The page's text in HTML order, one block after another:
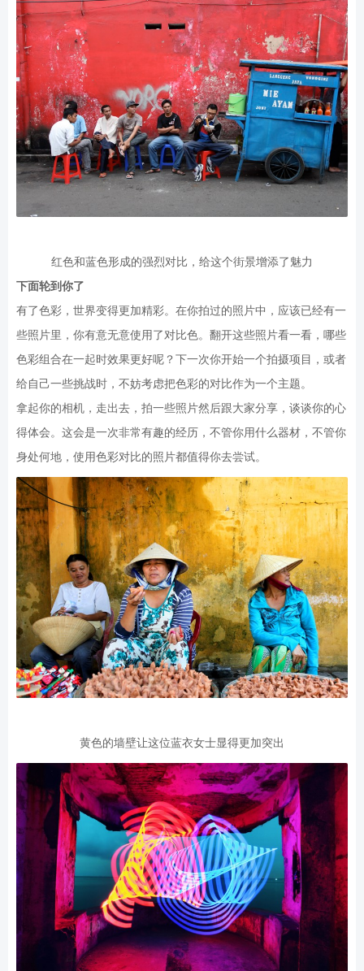
红色和蓝色形成的强烈对比，给这个街景增添了魅力
下面轮到你了
有了色彩，世界变得更加精彩。在你拍过的照片中，应该已经有一
些照片里，你有意无意使用了对比色。翻开这些照片看一看，哪些
色彩组合在一起时效果更好呢？下一次你开始一个拍摄项目，或者
给自己一些挑战时，不妨考虑把色彩的对比作为一个主题。
拿起你的相机，走出去，拍一些照片然后跟大家分享，谈谈你的心
得体会。这会是一次非常有趣的经历，不管你用什么器材，不管你
身处何地，使用色彩对比的照片都值得你去尝试。
黄色的墙壁让这位蓝衣女士显得更加突出